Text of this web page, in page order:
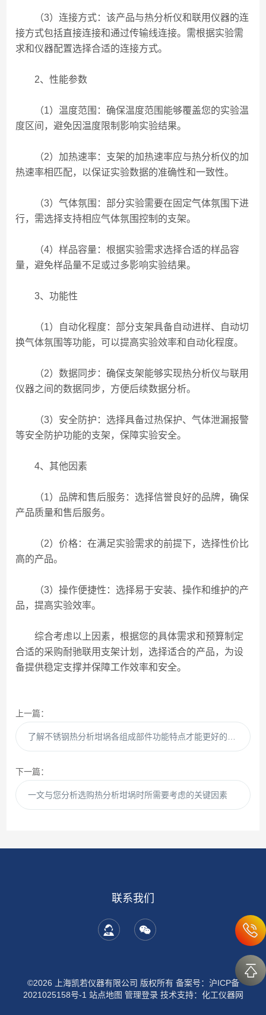
（3）连接方式：该产品与热分析仪和联用仪器的连
接方式包括直接连接和通过传输线连接。需根据实验需
求和仪器配置选择合适的连接方式。
2、性能参数
（1）温度范围：确保温度范围能够覆盖您的实验温
度区间，避免因温度限制影响实验结果。
（2）加热速率：支架的加热速率应与热分析仪的加
热速率相匹配，以保证实验数据的准确性和一致性。
（3）气体氛围：部分实验需要在固定气体氛围下进
行，需选择支持相应气体氛围控制的支架。
（4）样品容量：根据实验需求选择合适的样品容
量，避免样品量不足或过多影响实验结果。
3、功能性
（1）自动化程度：部分支架具备自动进样、自动切
换气体氛围等功能，可以提高实验效率和自动化程度。
（2）数据同步：确保支架能够实现热分析仪与联用
仪器之间的数据同步，方便后续数据分析。
（3）安全防护：选择具备过热保护、气体泄漏报警
等安全防护功能的支架，保障实验安全。
4、其他因素
（1）品牌和售后服务：选择信誉良好的品牌，确保
产品质量和售后服务。
（2）价格：在满足实验需求的前提下，选择性价比
高的产品。
（3）操作便捷性：选择易于安装、操作和维护的产
品，提高实验效率。
综合考虑以上因素，根据您的具体需求和预算制定
合适的采购耐驰联用支架计划，选择适合的产品，为设
备提供稳定支撑并保障工作效率和安全。
上一篇：
下一篇：
一文与您分析选购热分析坩埚时所需要考虑的关键因素
联系我们
©2026 上海凯若仪器有限公司 版权所有 备案号：沪ICP备
2021025158号-1 站点地图 管理登录技术支持： 化工仪器网